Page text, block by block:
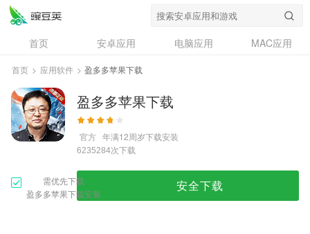
首页 安卓应用 电脑应用
MAC应用
资讯
专题
问答
首页 > 应用软件 > 盈多多苹果下载
盈多多苹果下载
官方 年满12周岁下载安装
6235284次下载
需优先下载
盈多多苹果下载安装
安全下载